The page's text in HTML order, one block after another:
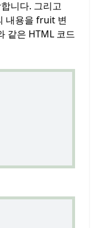
니다. 그리고
내용을 fruit 변
같은 HTML 코드